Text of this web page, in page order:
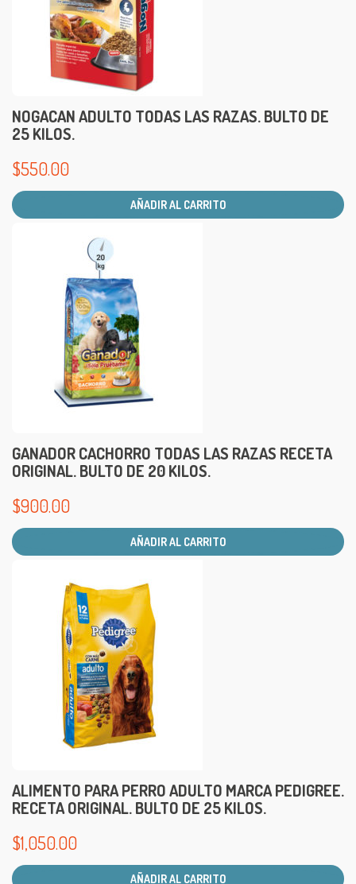
NOGACAN ADULTO TODAS LAS RAZAS. BULTO DE
25 KILOS.
$550.00
AÑADIR AL CARRITO
GANADOR CACHORRO TODAS LAS RAZAS RECETA
ORIGINAL. BULTO DE 20 KILOS.
$900.00
AÑADIR AL CARRITO
ALIMENTO PARA PERRO ADULTO MARCA PEDIGREE.
RECETA ORIGINAL. BULTO DE 25 KILOS.
$1,050.00
AÑADIR AL CARRITO